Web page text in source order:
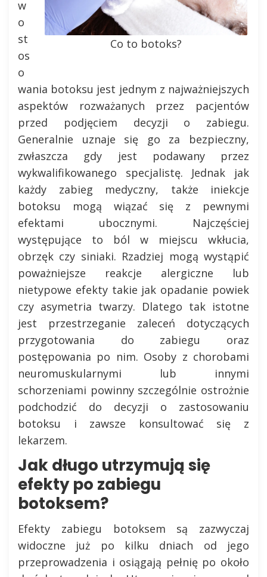
Co to botoks?
w
o
st
os
o
wania botoksu jest jednym z najważniejszych
aspektów rozważanych przez pacjentów
przed podjęciem decyzji o zabiegu.
Generalnie uznaje się go za bezpieczny,
zwłaszcza gdy jest podawany przez
wykwalifikowanego specjalistę. Jednak jak
każdy zabieg medyczny, także iniekcje
botoksu mogą wiązać się z pewnymi
efektami ubocznymi. Najczęściej
występujące to ból w miejscu wkłucia,
obrzęk czy siniaki. Rzadziej mogą wystąpić
poważniejsze reakcje alergiczne lub
nietypowe efekty takie jak opadanie powiek
czy asymetria twarzy. Dlatego tak istotne
jest przestrzeganie zaleceń dotyczących
przygotowania do zabiegu oraz
postępowania po nim. Osoby z chorobami
neuromuskularnymi lub innymi
schorzeniami powinny szczególnie ostrożnie
podchodzić do decyzji o zastosowaniu
botoksu i zawsze konsultować się z
lekarzem.
Jak długo utrzymują się
efekty po zabiegu
botoksem?
Efekty zabiegu botoksem są zazwyczaj
widoczne już po kilku dniach od jego
przeprowadzenia i osiągają pełnię po około